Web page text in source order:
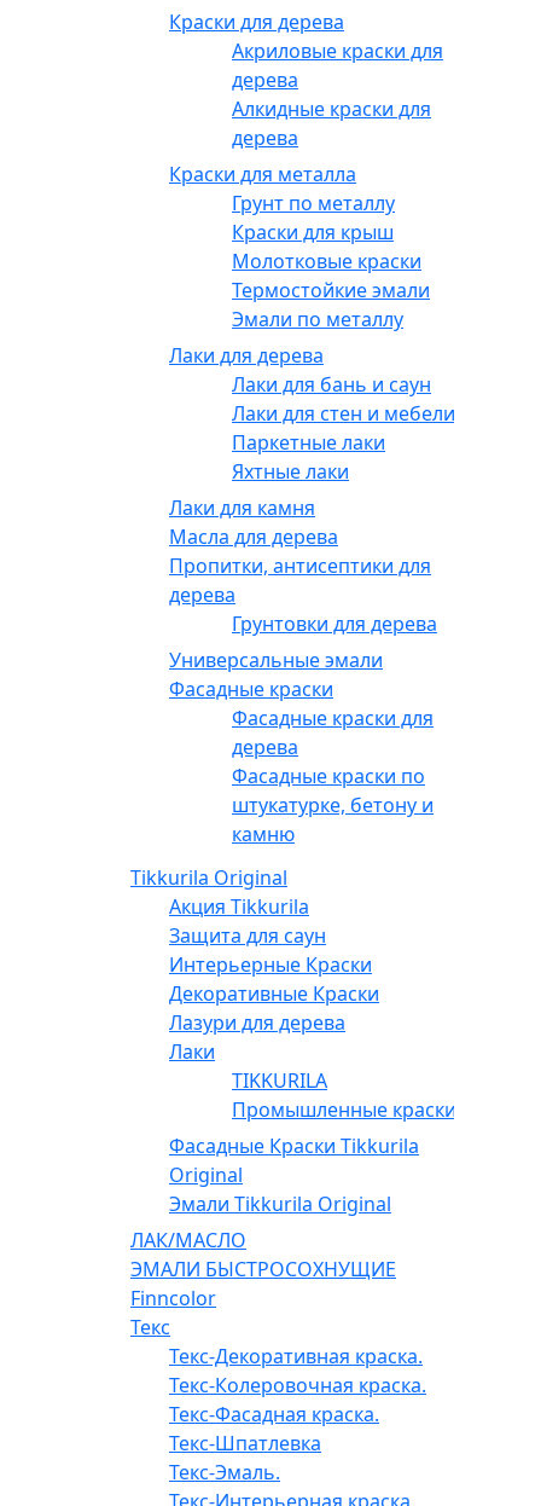
Краски для дерева
Акриловые краски для
дерева
Алкидные краски для
дерева
Краски для металла
Грунт по металлу
Краски для крыш
Молотковые краски
Термостойкие эмали
Эмали по металлу
Лаки для дерева
Лаки для бань и саун
Лаки для стен и мебели
Паркетные лаки
Яхтные лаки
Лаки для камня
Масла для дерева
Пропитки, антисептики для
дерева
Грунтовки для дерева
Универсальные эмали
Фасадные краски
Фасадные краски для
дерева
Фасадные краски по
штукатурке, бетону и
камню
Tikkurila Original
Акция Tikkurila
Защита для саун
Интерьерные Краски
Декоративные Краски
Лазури для дерева
Лаки
TIKKURILA
Промышленные краски
Фасадные Краски Tikkurila
Original
Эмали Tikkurila Original
ЛАК/МАСЛО
ЭМАЛИ БЫСТРОСОХНУЩИЕ
Finncolor
Текс
Текс-Декоративная краска.
Текс-Колеровочная краска.
Текс-Фасадная краска.
Текс-Шпатлевка
Текс-Эмаль.